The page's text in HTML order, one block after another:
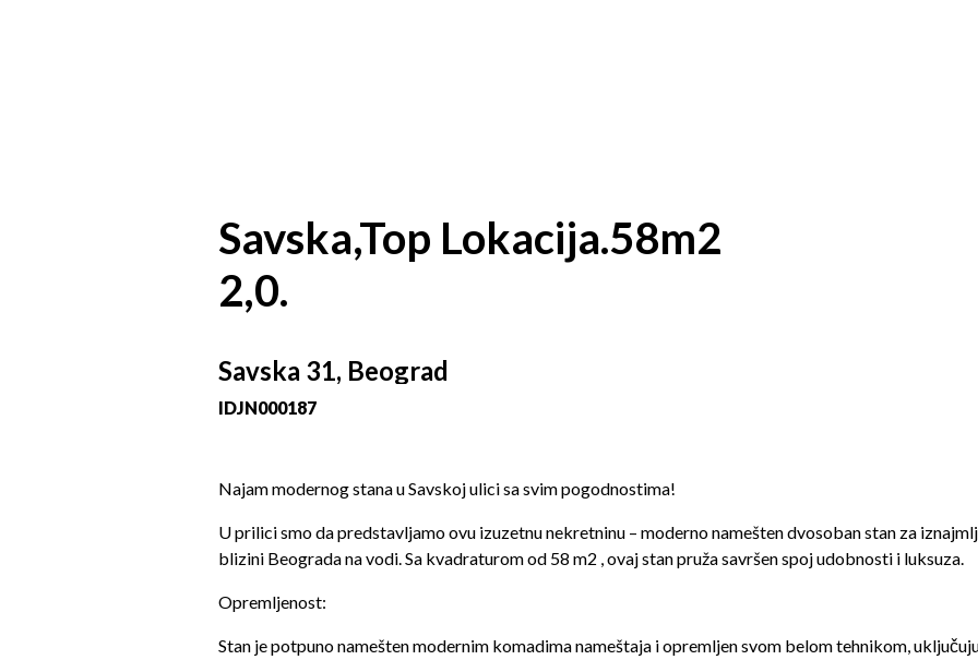
Savska,Top Lokacija.58m2
2,0.
Savska 31, Beograd
IDJN000187
Najam modernog stana u Savskoj ulici sa svim pogodnostima!
U prilici smo da predstavljamo ovu izuzetnu nekretninu – moderno namešten dvosoban stan za
blizini Beograda na vodi. Sa kvadraturom od 58 m2 , ovaj stan pruža savršen spoj udobnosti i luksuza.
Opremljenost:
Stan je potpuno namešten modernim komadima nameštaja i opremljen svom belom tehnikom,